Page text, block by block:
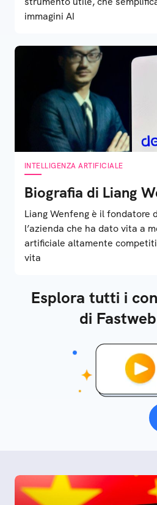
immagini AI
INTELLIGENZA ARTIFICIALE
Biografia di Liang
Liang Wenfeng è il fondatore
l’azienda che ha dato vita a
artificiale altamente
vita
Esplora tutti i
di